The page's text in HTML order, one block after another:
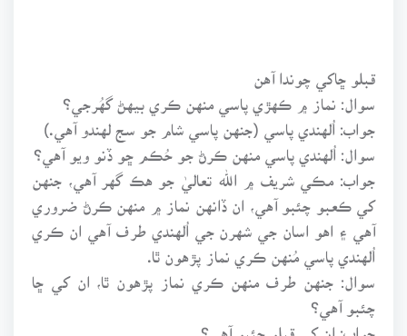
قبلو ڇاکي چوندا آهن
سوال: نماز ۾ ڪهڙي پاسي منهن ڪري بيهڻ گهُرجي؟
جواب: اُلهندي پاسي (جنهن پاسي شام جو سج لهندو آهي.)
سوال: اُلهندي پاسي منهن ڪرڻ جو حُڪم ڇو ڏنو ويو آهي؟
جواب: مڪي شريف ۾ الله تعاليٰ جو هڪ گهر آهي، جنهن
کي ڪعبو چئبو آهي، ان ڏانهن نماز ۾ منهن ڪرڻ ضروري
آهي ۽ اهو اسان جي شهرن جي اُلهندي طرف آهي ان ڪري
اُلهندي پاسي مُنهن ڪري نماز پڙهون ٿا.
سوال: جنهن طرف منهن ڪري نماز پڙهون ٿا، ان کي ڇا
چئبو آهي؟
جواب: ان کي قبلو چئبو آهي؟